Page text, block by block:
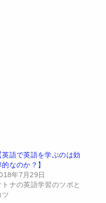
英語で英語を学ぶのは効
的なのか？】
年7月29日
トナの英語学習のツボと
ツ